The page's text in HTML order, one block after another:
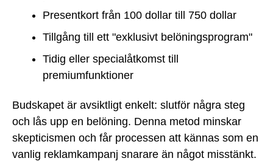
Presentkort från 100 dollar till 750 dollar
Tillgång till ett "exklusivt belöningsprogram"
Tidig eller specialåtkomst till
premiumfunktioner
Budskapet är avsiktligt enkelt: slutför några steg
och lås upp en belöning. Denna metod minskar
skepticismen och får processen att kännas som en
vanlig reklamkampanj snarare än något misstänkt.